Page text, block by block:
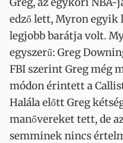
edző lett, Myron egyik
legjobb barátja volt.
egyszerű: Greg
FBI szerint Greg még
módon érintett a
Halála előtt Greg
manővereket tett, de
semminek nincs